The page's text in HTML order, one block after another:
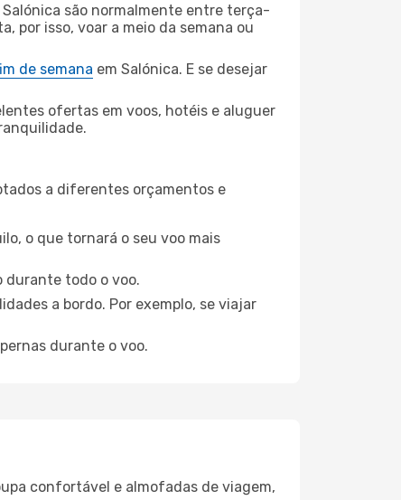
são normalmente entre terça-
por isso, voar a meio da semana ou
de semana em Salónica. E se desejar
ofertas em voos, hotéis e aluguer
a diferentes orçamentos e
o que tornará o seu voo mais
durante todo o voo.
a bordo. Por exemplo, se viajar
durante o voo.
confortável e almofadas de viagem,